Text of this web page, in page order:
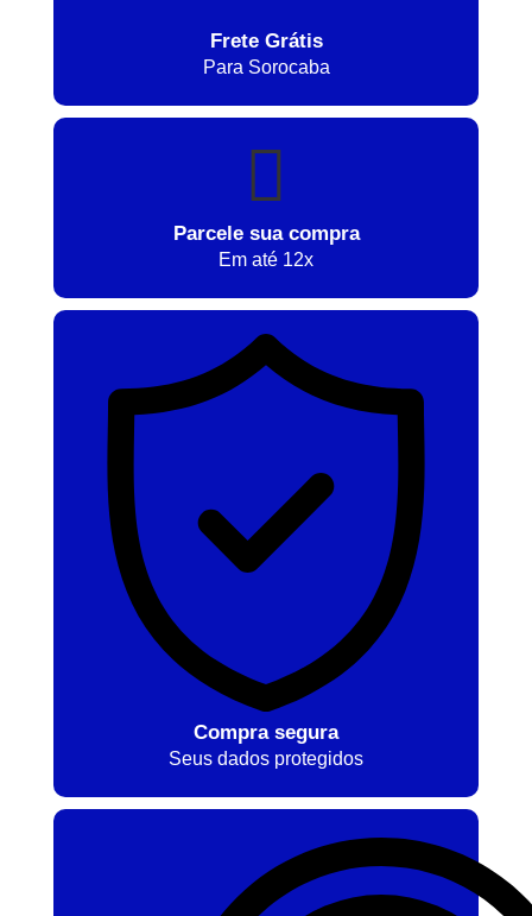
Frete Grátis
Para Sorocaba
Parcele sua compra
Em até 12x
Compra segura
Seus dados protegidos